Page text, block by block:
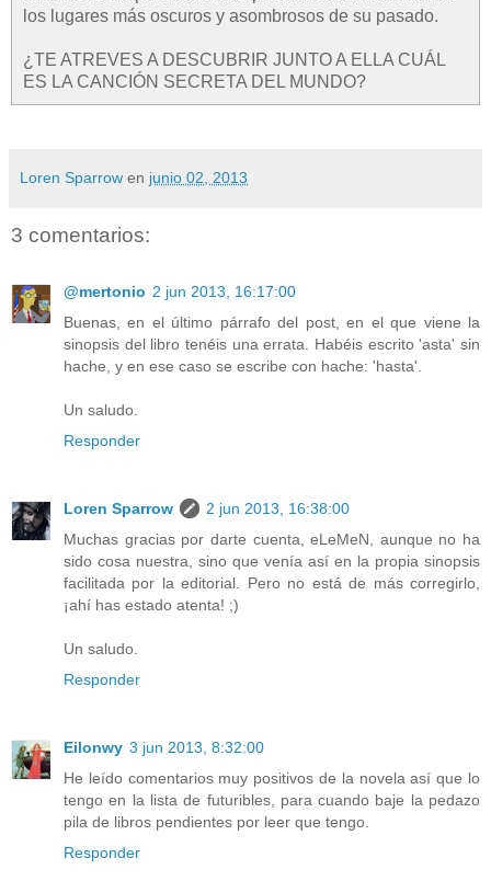
los lugares más oscuros y asombrosos de su pasado.
¿TE ATREVES A DESCUBRIR JUNTO A ELLA CUÁL
ES LA CANCIÓN SECRETA DEL MUNDO?
Loren Sparrow en junio 02, 2013
3 comentarios:
@mertonio 2 jun 2013, 16:17:00
Buenas, en el último párrafo del post, en el que viene la
sinopsis del libro tenéis una errata. Habéis escrito 'asta' sin
hache, y en ese caso se escribe con hache: 'hasta'.
Un saludo.
Responder
Loren Sparrow
2 jun 2013, 16:38:00
Muchas gracias por darte cuenta, eLeMeN, aunque no ha
sido cosa nuestra, sino que venía así en la propia sinopsis
facilitada por la editorial. Pero no está de más corregirlo,
¡ahí has estado atenta! ;)
Un saludo.
Responder
Eilonwy 3 jun 2013, 8:32:00
He leído comentarios muy positivos de la novela así que lo
tengo en la lista de futuribles, para cuando baje la pedazo
pila de libros pendientes por leer que tengo.
Responder